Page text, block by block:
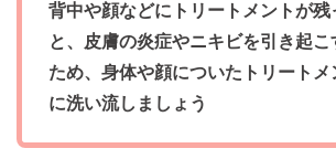
背中や顔などにトリートメントが残
と、皮膚の炎症やニキビを引き起こ
ため、身体や顔についたトリート
に洗い流しましょう